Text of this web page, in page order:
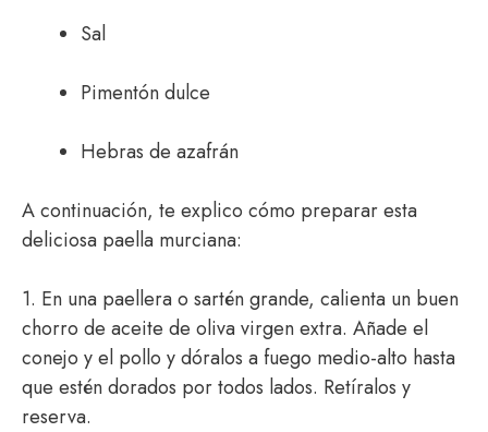
Sal
Pimentón dulce
Hebras de azafrán
A continuación, te explico cómo preparar esta
deliciosa paella murciana:
1. En una paellera o sartén grande, calienta un buen
chorro de aceite de oliva virgen extra. Añade el
conejo y el pollo y dóralos a fuego medio-alto hasta
que estén dorados por todos lados. Retíralos y
reserva.